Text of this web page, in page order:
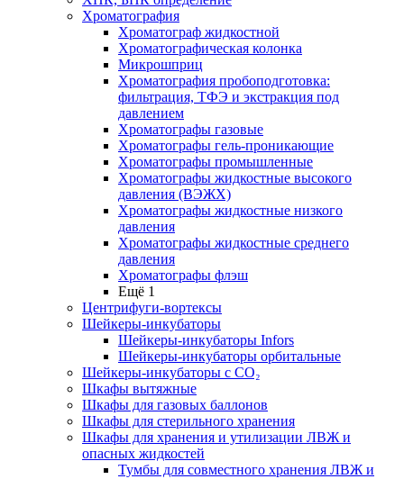
Хроматография
Хроматограф жидкостной
Хроматографическая колонка
Микрошприц
Хроматография пробоподготовка:
фильтрация, ТФЭ и экстракция под
давлением
Хроматографы газовые
Хроматографы гель-проникающие
Хроматографы промышленные
Хроматографы жидкостные высокого
давления (ВЭЖХ)
Хроматографы жидкостные низкого
давления
Хроматографы жидкостные среднего
давления
Хроматографы флэш
Ещё 1
Центрифуги-вортексы
Шейкеры-инкубаторы
Шейкеры-инкубаторы Infors
Шейкеры-инкубаторы орбитальные
Шейкеры-инкубаторы с CО₂
Шкафы вытяжные
Шкафы для газовых баллонов
Шкафы для стерильного хранения
Шкафы для хранения и утилизации ЛВЖ и
опасных жидкостей
Тумбы для совместного хранения ЛВЖ и